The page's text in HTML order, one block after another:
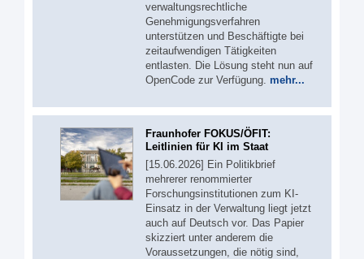
verwaltungsrechtliche
Genehmigungsverfahren
unterstützen und Beschäftigte bei
zeitaufwendigen Tätigkeiten
entlasten. Die Lösung steht nun auf
OpenCode zur Verfügung. mehr...
Fraunhofer FOKUS/ÖFIT:
Leitlinien für KI im Staat
[15.06.2026] Ein Politikbrief
mehrerer renommierter
Forschungsinstitutionen zum KI-
Einsatz in der Verwaltung liegt jetzt
auch auf Deutsch vor. Das Papier
skizziert unter anderem die
Voraussetzungen, die nötig sind,